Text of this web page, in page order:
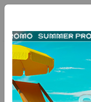
Home Fisco Info Fisco
9 aprile 2025
Categorie: Contribuenti